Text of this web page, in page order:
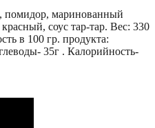
помидор, маринованный
соус тар-тар. Вес: 330
в 100 гр. продукта:
35г . Калорийность-